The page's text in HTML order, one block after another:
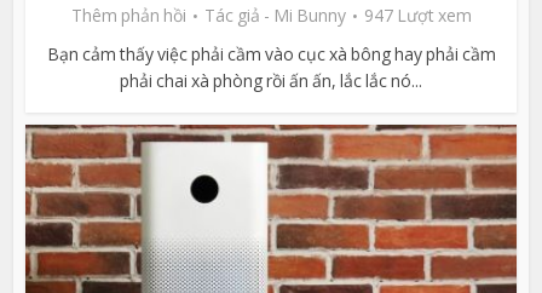
Thêm phản hồi Tác giả - Mi Bunny
947 Lượt xem
Bạn cảm thấy việc phải cầm vào cục xà bông hay phải cầm
phải chai xà phòng rồi ấn ấn, lắc lắc nó...